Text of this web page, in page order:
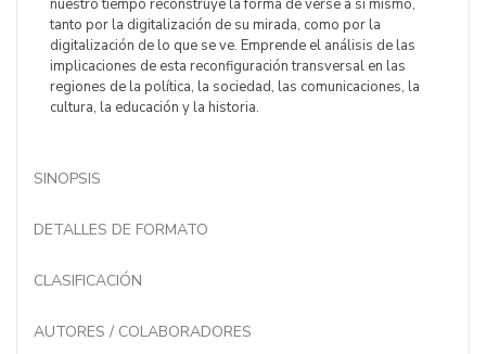
nuestro tiempo reconstruye la forma de verse a sí mismo,
tanto por la digitalización de su mirada, como por la
digitalización de lo que se ve. Emprende el análisis de las
implicaciones de esta reconfiguración transversal en las
regiones de la política, la sociedad, las comunicaciones, la
cultura, la educación y la historia.
SINOPSIS
DETALLES DE FORMATO
CLASIFICACIÓN
AUTORES / COLABORADORES